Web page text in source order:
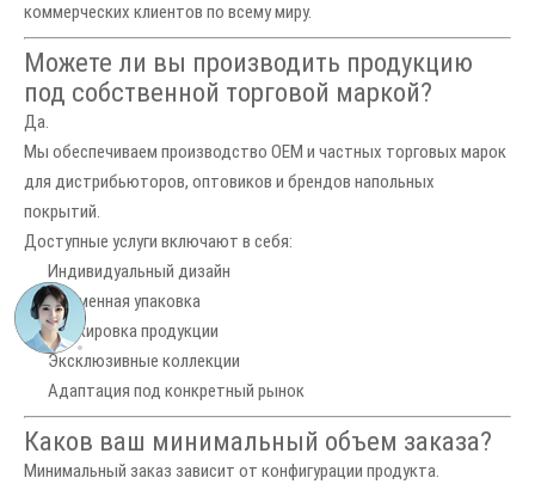
коммерческих клиентов по всему миру.
Можете ли вы производить продукцию
под собственной торговой маркой?
Да.
Мы обеспечиваем производство OEM и частных торговых марок
для дистрибьюторов, оптовиков и брендов напольных
покрытий.
Доступные услуги включают в себя:
Индивидуальный дизайн
Фирменная упаковка
Маркировка продукции
Эксклюзивные коллекции
Адаптация под конкретный рынок
Каков ваш минимальный объем заказа?
Минимальный заказ зависит от конфигурации продукта.